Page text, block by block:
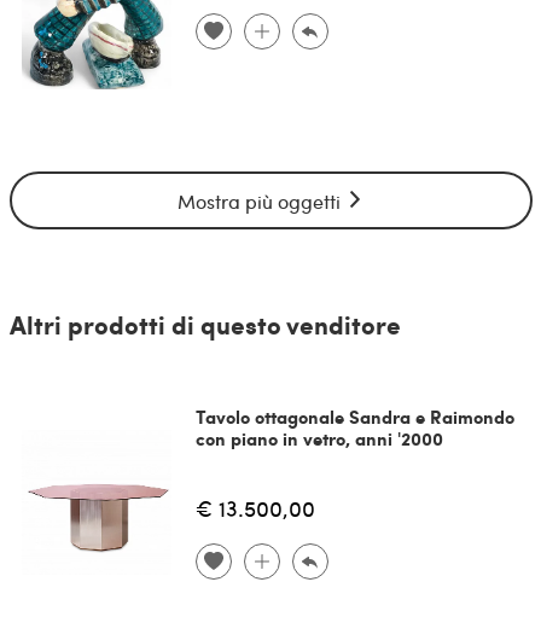
Mostra più oggetti
Altri prodotti di questo venditore
Tavolo ottagonale Sandra e Raimondo
con piano in vetro, anni '2000
€ 13.500,00